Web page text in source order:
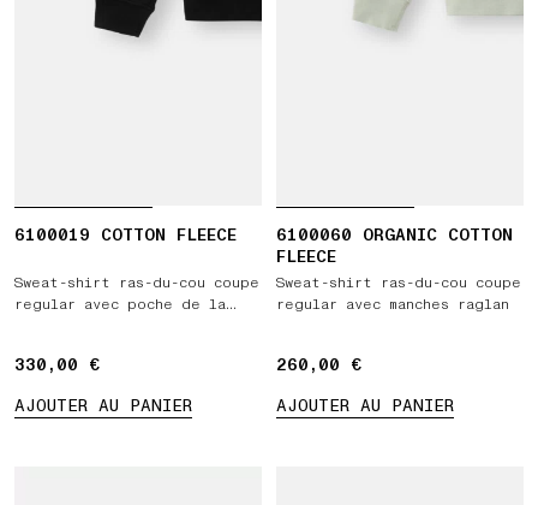
6100019 COTTON FLEECE
Sweat-shirt ras-du-cou coupe
regular avec poche de la
330,00 €
330,00 €
AJOUTER AU PANIER
6100060 ORGANIC COTTON
FLEECE
Sweat-shirt ras-du-cou coupe
regular avec manches raglan
260,00 €
260,00 €
AJOUTER AU PANIER